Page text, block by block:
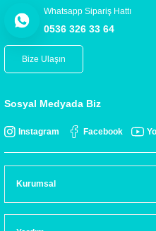
Whatsapp Sipariş Hattı
0536 326 33 64
Bize Ulaşın
Sosyal Medyada Biz
Instagram Facebook
Kurumsal